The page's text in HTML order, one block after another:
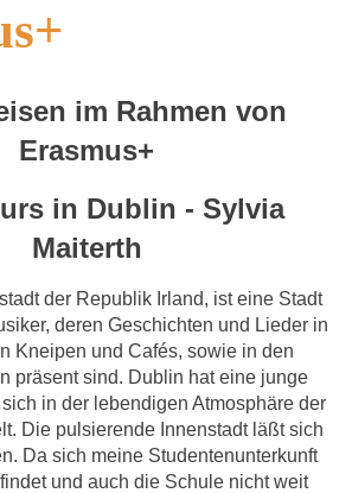
im Rahmen von
Erasmus+
in Dublin - Sylvia
Maiterth
der Republik Irland, ist eine Stadt
deren Geschichten und Lieder in
Kneipen und Cafés, sowie in den
präsent sind. Dublin hat eine junge
in der lebendigen Atmosphäre der
Die pulsierende Innenstadt läßt sich
Da sich meine Studentenunterkunft
und auch die Schule nicht weit